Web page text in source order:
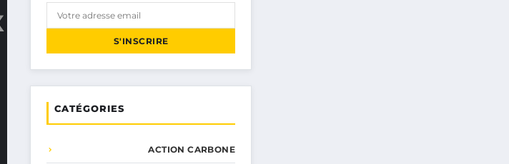
S'INSCRIRE
CATÉGORIES
ACTION CARBONE